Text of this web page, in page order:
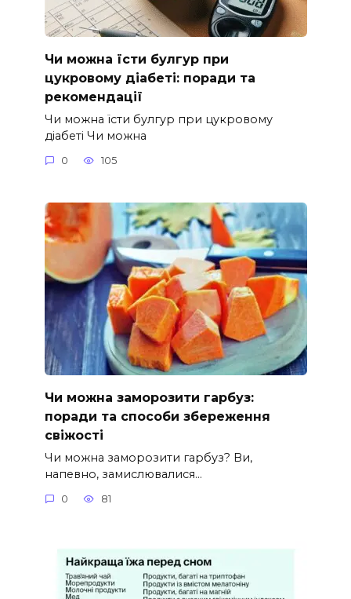
Чи можна їсти булгур при
цукровому діабеті: поради та
рекомендації
Чи можна їсти булгур при цукровому
діабеті Чи можна
0 105
Чи можна заморозити гарбуз:
поради та способи збереження
свіжості
Чи можна заморозити гарбуз? Ви,
напевно, замислювалися…
0 81